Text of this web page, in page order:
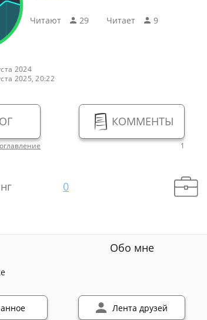
Читают 29 Читаeт 9
2024
2025, 20:22
оглавление
КОММЕНТЫ
1
0
Обо мне
Лента друзей